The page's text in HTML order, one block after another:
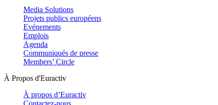
Media Solutions
Projets publics européens
Evénements
Emplois
Agenda
Communiqués de presse
Members’ Circle
À Propos d'Euractiv
À propos d’Euractiv
Contactez-nous